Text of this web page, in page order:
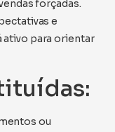
forçadas.
e
ativo para orientar
ou